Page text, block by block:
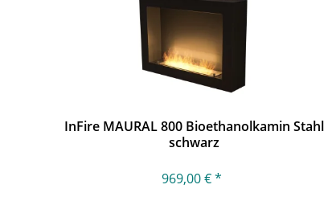
InFire MAURAL 800 Bioethanolkamin Stahl
schwarz
969,00 € *